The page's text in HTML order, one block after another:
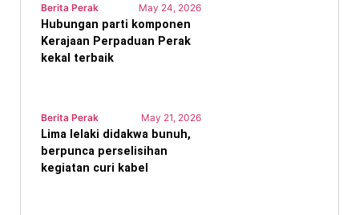
Hubungan parti komponen
Kerajaan Perpaduan Perak
kekal terbaik
Berita Perak May 24, 2026
Lima lelaki didakwa bunuh,
berpunca perselisihan
kegiatan curi kabel
Berita Perak May 21, 2026